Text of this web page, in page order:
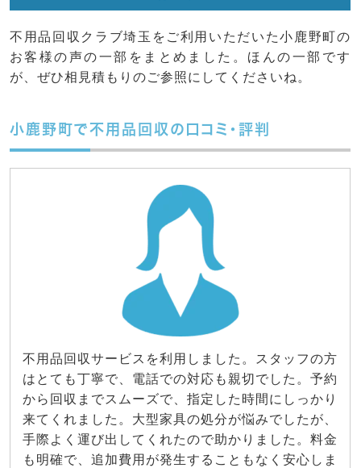
不用品回収クラブ埼玉をご利用いただいた小鹿野町の
お客様の声の一部をまとめました。ほんの一部です
が、ぜひ相見積もりのご参照にしてくださいね。
小鹿野町で不用品回収の口コミ・評判
不用品回収サービスを利用しました。スタッフの方
はとても丁寧で、電話での対応も親切でした。予約
から回収までスムーズで、指定した時間にしっかり
来てくれました。大型家具の処分が悩みでしたが、
手際よく運び出してくれたので助かりました。料金
も明確で、追加費用が発生することもなく安心しま